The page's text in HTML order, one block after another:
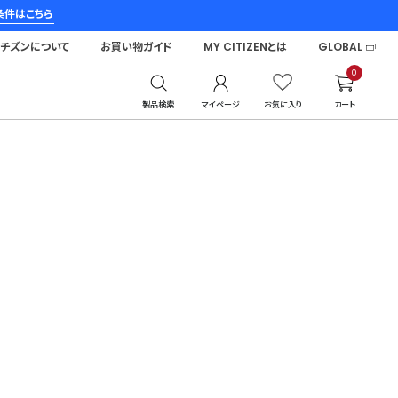
はこちら
製品検索 マイページ お気に入り
0
カート
ズンについて お買い物ガイド MY CITIZENとは GLOBAL